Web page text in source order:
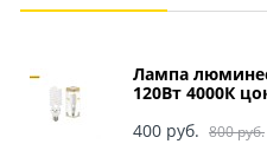
Лампа
120Вт 4000К
800 руб.
400 руб.